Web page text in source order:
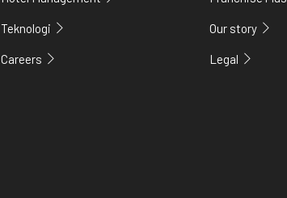
Teknologi
Careers
Our story
Legal